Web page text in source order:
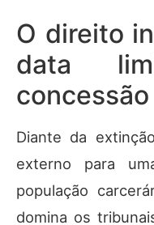
O direito
data
Diante da
externo para
população
domina os